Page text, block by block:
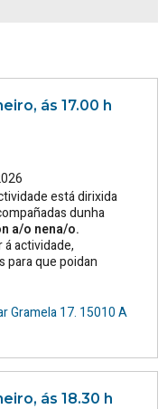
ás 17.00 h
está dirixida
dunha
a/o nena/o.
actividade,
para que poidan
Gramela 17. 15010A
ás 18.30 h